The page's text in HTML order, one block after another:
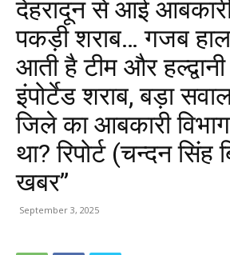
देहरादून से आई
पकड़ी शराब… गजब
आती है टीम और
इंपोर्टेड शराब, बड़ा
जिले का आबकारी
था? रिपोर्ट (चन्दन सिंह
खबर”
September 3, 2025